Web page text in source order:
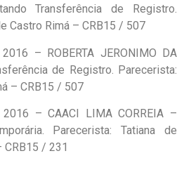
Transferência de Registro.
Castro Rimá – CRB15 / 507
– ROBERTA JERONIMO DA
de Registro. Parecerista:
– CRB15 / 507
– CAACI LIMA CORREIA –
Parecerista: Tatiana de
CRB15 / 231